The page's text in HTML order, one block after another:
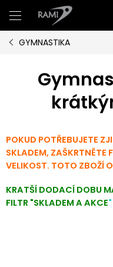
na
obsah
GYMNASTIKA
POKUD POTŘEBUJETE
SKLADEM, ZAŠKRTNĚTE
VELIKOST. TOTO ZBOŽÍ
KRATŠÍ DODACÍ DOBU
FILTR "SKLADEM A AKCE"